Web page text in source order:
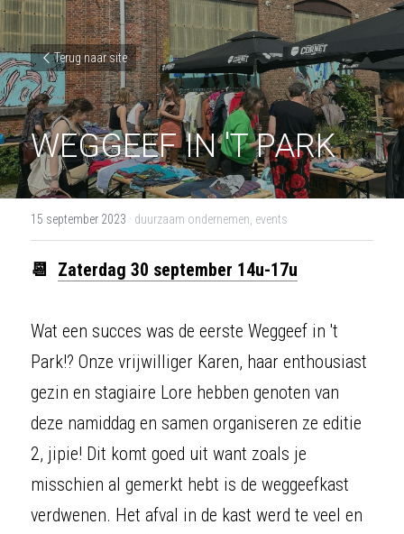
Terug naar site
WEGGEEF IN 'T PARK
15 september 2023 · duurzaam ondernemen, events
📆 Zaterdag 30 september 14u-17u
Wat een succes was de eerste Weggeef in 't
Park!? Onze vrijwilliger Karen, haar enthousiast
gezin en stagiaire Lore hebben genoten van
deze namiddag en samen organiseren ze editie
2, jipie! Dit komt goed uit want zoals je
misschien al gemerkt hebt is de weggeefkast
verdwenen. Het afval in de kast werd te veel en